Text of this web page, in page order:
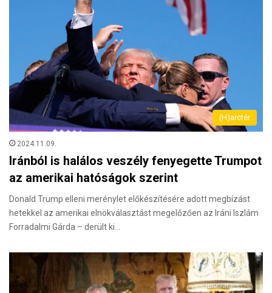
(H)arctér
2024.11.09.
Iránból is halálos veszély fenyegette Trumpot
az amerikai hatóságok szerint
Donald Trump elleni merénylet előkészítésére adott megbízást
hetekkel az amerikai elnökválasztást megelőzően az Iráni Iszlám
Forradalmi Gárda – derült ki…